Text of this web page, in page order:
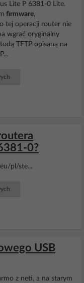
Lite P 6381-0 Lite.
firmware,
tej operacji router nie
wgrać oryginalny
TFTP opisaną na
0?
pl/ste...
USB
z neti, a na starym